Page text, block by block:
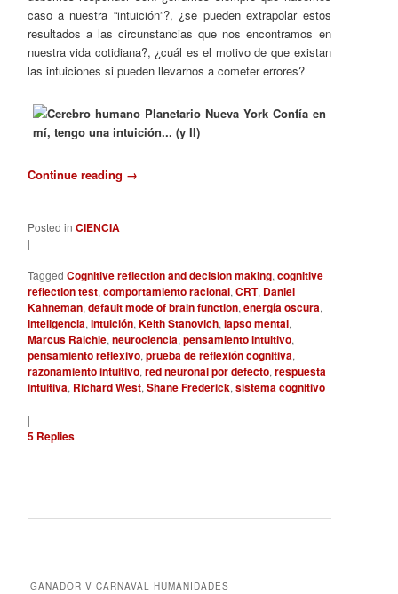
caso a nuestra “intuición”?, ¿se pueden extrapolar estos
resultados a las circunstancias que nos encontramos en
nuestra vida cotidiana?, ¿cuál es el motivo de que existan
las intuiciones si pueden llevarnos a cometer errores?
Continue reading →
Posted in CIENCIA
|
Tagged Cognitive reflection and decision making, cognitive
reflection test, comportamiento racional, CRT, Daniel
Kahneman, default mode of brain function, energía oscura,
inteligencia, Intuición, Keith Stanovich, lapso mental,
Marcus Raichle, neurociencia, pensamiento intuitivo,
pensamiento reflexivo, prueba de reflexión cognitiva,
razonamiento intuitivo, red neuronal por defecto, respuesta
intuitiva, Richard West, Shane Frederick, sistema cognitivo
|
5Replies
GANADOR V CARNAVAL HUMANIDADES